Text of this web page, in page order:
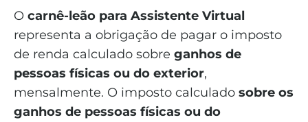
O carnê-leão para Assistente Virtual
representa a obrigação de pagar o imposto
de renda calculado sobre ganhos de
pessoas físicas ou do exterior,
mensalmente. O imposto calculado sobre os
ganhos de pessoas físicas ou do